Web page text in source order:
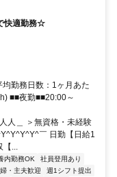
快適勤務☆
勤務日数：1ヶ月あた
■■夜勤■■20:00～
人＿ ＞無資格・未経験
￣ 日勤【日給1
【...
内勤務OK
社員登用あり
・主夫歓迎
週1シフト提出